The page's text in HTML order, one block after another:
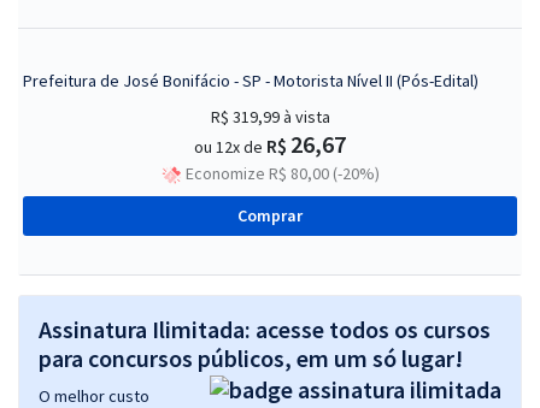
Prefeitura de José Bonifácio - SP - Motorista Nível II (Pós-Edital)
R$ 319,99à vista
ou 12x de R$ 26,67
Economize R$ 80,00 (-20%)
Comprar
Assinatura Ilimitada: acesse todos os cursos
para concursos públicos, em um só lugar!
O melhor custo